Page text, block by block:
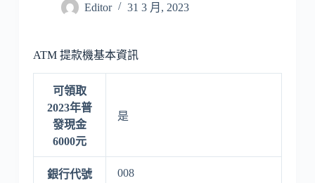
Editor 31 3 月, 2023
ATM 提款機基本資訊
可領取
2023年普
發現金
6000元
是
銀行代號 008